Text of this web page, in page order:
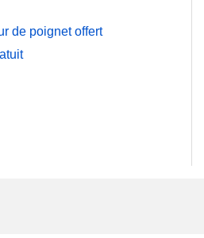
de poignet offert